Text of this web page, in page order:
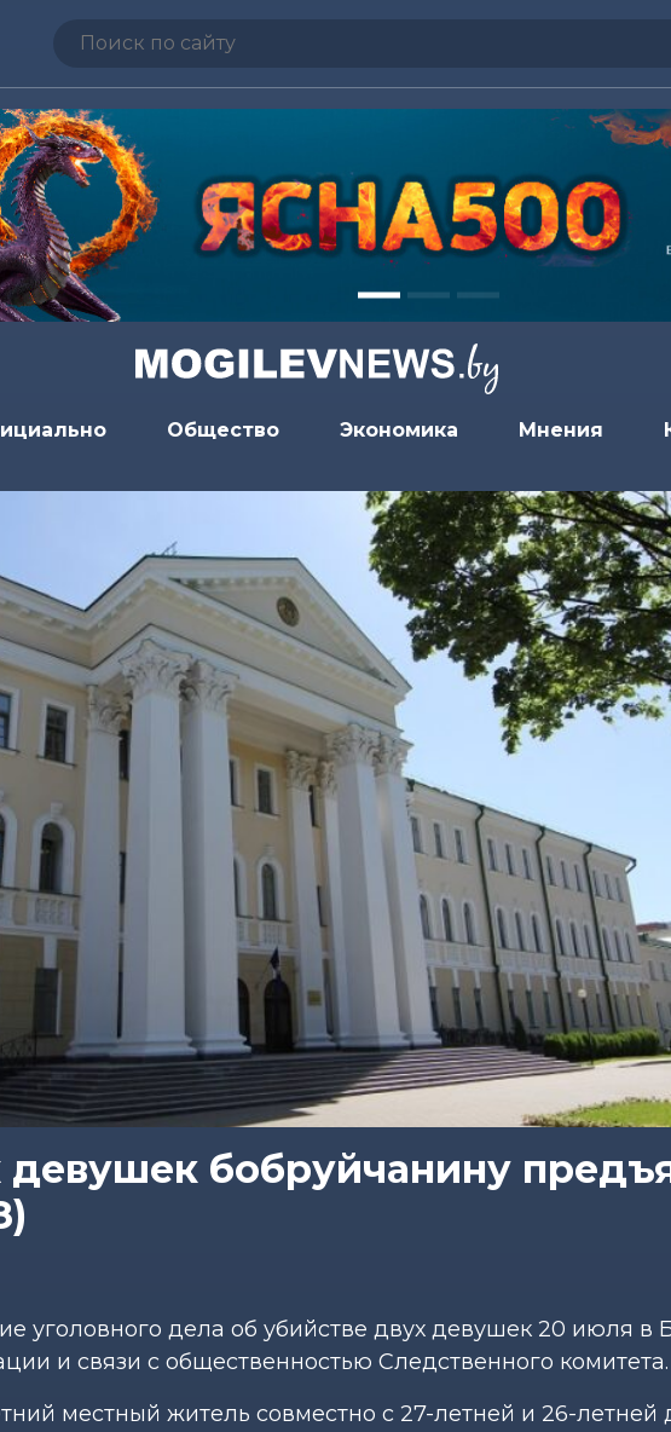
Общество Экономика Мнения
бобруйчанину
уголовного дела об убийстве двух девушек 20 июля в
и связи с общественностью Следственного комитета.
местный житель совместно с 27-летней и 26-летней